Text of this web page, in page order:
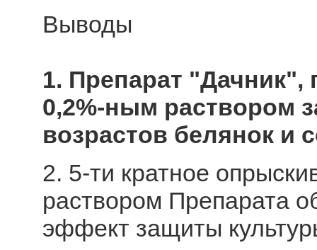
Выводы
1. Препарат
0,2%-ным раствором
возрастов белянок и
2. 5-ти кратное
раствором Препарата
эффект защиты